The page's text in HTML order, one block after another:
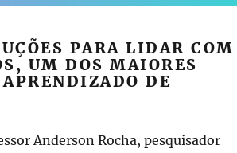
PARA LIDAR COM
UM DOS MAIORES
DE
Anderson Rocha, pesquisador